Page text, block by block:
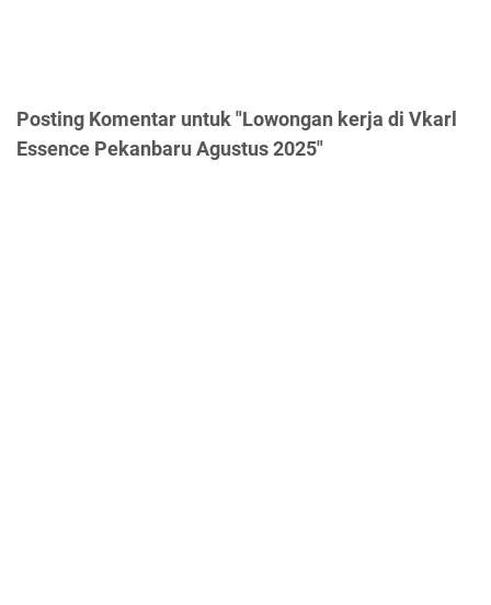
Posting Komentar untuk "Lowongan kerja di Vkarl
Essence Pekanbaru Agustus 2025"